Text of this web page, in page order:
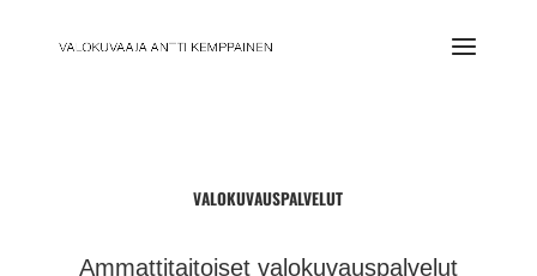
VALOKUVAUSPALVELUT
Ammattitaitoiset valokuvauspalvelut